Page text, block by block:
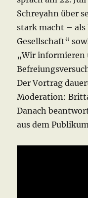
Schreyahn über
stark macht – als
Gesellschaft“
„Wir informieren
Der Vortrag
Moderation:
Danach
aus dem